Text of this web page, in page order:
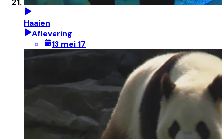
Haaien
Aflevering
13 mei 17